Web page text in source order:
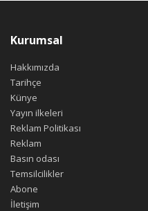
Kurumsal
Hakkımızda
Tarihçe
Künye
Yayın ilkeleri
Reklam Politikası
Reklam
Basın odası
Temsilcilikler
Abone
İletişim